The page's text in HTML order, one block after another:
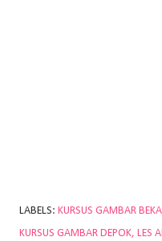
LABELS: KURSUS GAMBAR
KURSUS GAMBAR DEPOK LES